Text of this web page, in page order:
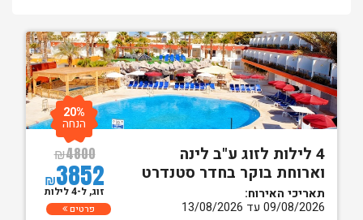
4 לילות לזוג ע"ב לינה
וארוחת בוקר בחדר סטנדרט
תאריכי האירוח:
09/08/2026 עד 13/08/2026
₪4800
₪3852
20%
הנחה
זוג, ל-4 לילות
פרטים